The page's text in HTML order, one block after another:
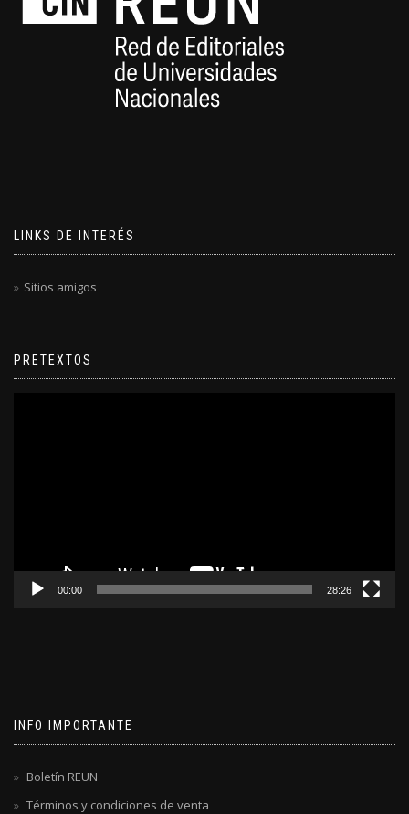
LINKS DE INTERÉS
Sitios amigos
PRETEXTOS
00:00 28:26
INFO IMPORTANTE
Boletín REUN
Términos y condiciones de venta